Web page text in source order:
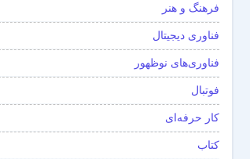
فرهنگ و هنر
فناوری دیجیتال
فناوری‌های نوظهور
فوتبال
کار حرفه‌ای
کتاب